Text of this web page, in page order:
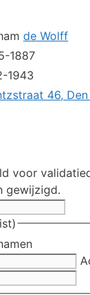
de Wolff
1887
1943
46,
voor
gewijzigd.